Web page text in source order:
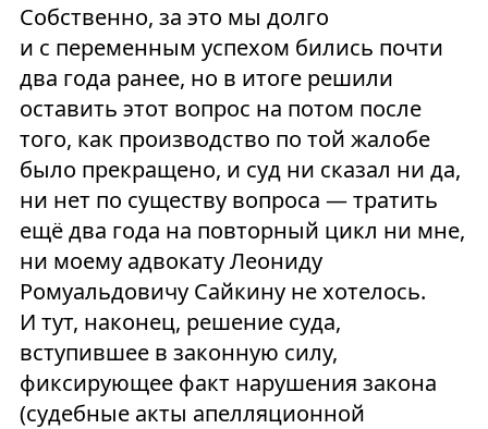
Собственно, за это мы долго
и с переменным успехом бились почти
два года ранее, но в итоге решили
оставить этот вопрос на потом после
того, как производство по той жалобе
было прекращено, и суд ни сказал ни да,
ни нет по существу вопроса — тратить
ещё два года на повторный цикл ни мне,
ни моему адвокату Леониду
Ромуальдовичу Сайкину не хотелось.
И тут, наконец, решение суда,
вступившее в законную силу,
фиксирующее факт нарушения закона
(судебные акты апелляционной